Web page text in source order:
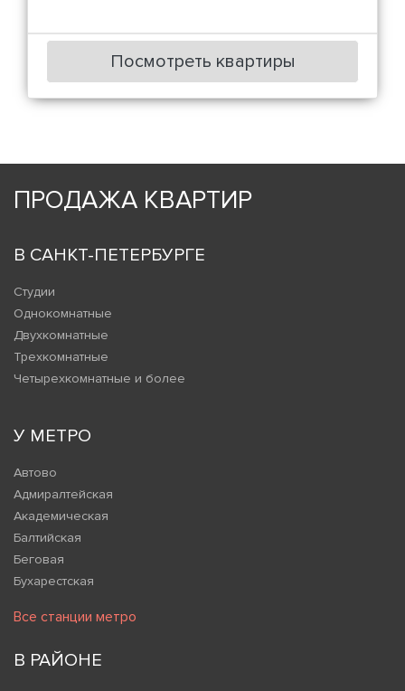
Посмотреть квартиры
ПРОДАЖА КВАРТИР
В САНКТ-ПЕТЕРБУРГЕ
Студии
Однокомнатные
Двухкомнатные
Трехкомнатные
Четырехкомнатные и более
У МЕТРО
Автово
Адмиралтейская
Академическая
Балтийская
Беговая
Бухарестская
Все станции метро
В РАЙОНЕ